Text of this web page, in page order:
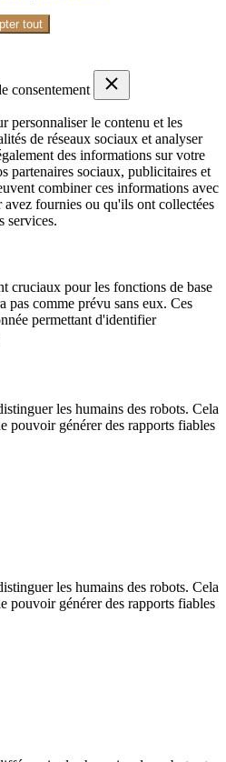
tout
consentement
personnaliser le contenu et les
de réseaux sociaux et analyser
des informations sur votre
partenaires sociaux, publicitaires et
combiner ces informations avec
avez fournies ou qu'ils ont collectées
services.
cruciaux pour les fonctions de base
pas comme prévu sans eux. Ces
permettant d'identifier
les humains des robots. Cela
pouvoir générer des rapports fiables
les humains des robots. Cela
pouvoir générer des rapports fiables